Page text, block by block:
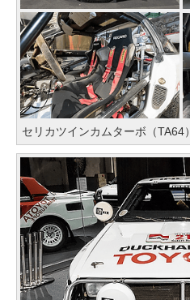
セリカツインカムターボ（TA64）